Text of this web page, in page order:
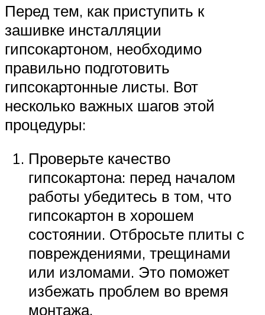
Перед тем, как приступить к
зашивке инсталляции
гипсокартоном, необходимо
правильно подготовить
гипсокартонные листы. Вот
несколько важных шагов этой
процедуры:
Проверьте качество
гипсокартона: перед началом
работы убедитесь в том, что
гипсокартон в хорошем
состоянии. Отбросьте плиты с
повреждениями, трещинами
или изломами. Это поможет
избежать проблем во время
монтажа.